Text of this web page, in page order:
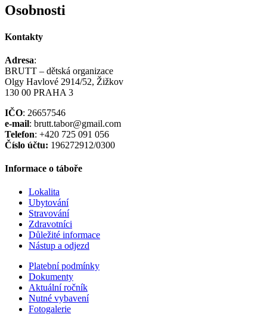
Osobnosti
Kontakty
Adresa:
BRUTT – dětská organizace
Olgy Havlové 2914/52, Žižkov
130 00 PRAHA 3
IČO: 26657546
e-mail: brutt.tabor@gmail.com
Telefon: +420 725 091 056
Číslo účtu: 196272912/0300
Informace o táboře
Lokalita
Ubytování
Stravování
Zdravotníci
Důležité informace
Nástup a odjezd
Platební podmínky
Dokumenty
Aktuální ročník
Nutné vybavení
Fotogalerie